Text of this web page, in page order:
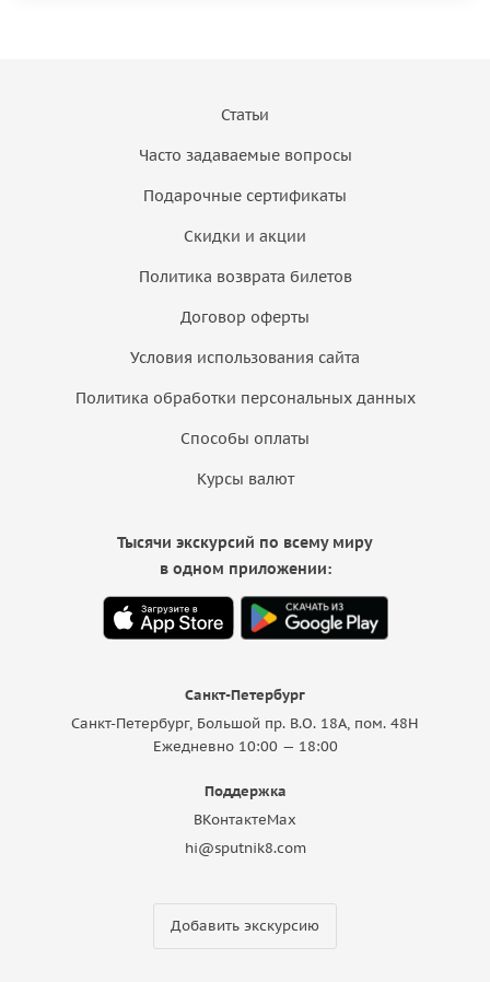
Статьи
Часто задаваемые вопросы
Подарочные сертификаты
Скидки и акции
Политика возврата билетов
Договор оферты
Условия использования сайта
Политика обработки персональных данных
Способы оплаты
Курсы валют
Санкт-Петербург
Санкт-Петербург, Большой пр. В.О. 18A, пом. 48Н
Ежедневно 10:00 — 18:00
Поддержка
ВКонтактеMax
hi@sputnik8.com
Добавить экскурсию
Тысячи экскурсий по всему миру
в одном приложении: